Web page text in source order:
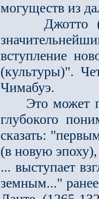
могуществ из
Джотто
вступление
(культуры)".
Чимабуэ.
Это может
глубокого
сказать:
(в новую
... выступает
земным..."